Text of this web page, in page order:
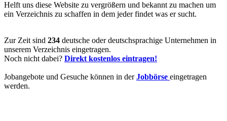
Helft uns diese Website zu vergrößern und bekannt zu machen um
ein Verzeichnis zu schaffen in dem jeder findet was er sucht.
Zur Zeit sind 234 deutsche oder deutschsprachige Unternehmen in
unserem Verzeichnis eingetragen.
Noch nicht dabei? Direkt kostenlos eintragen!
Jobangebote und Gesuche können in derJobbörse eingetragen
werden.